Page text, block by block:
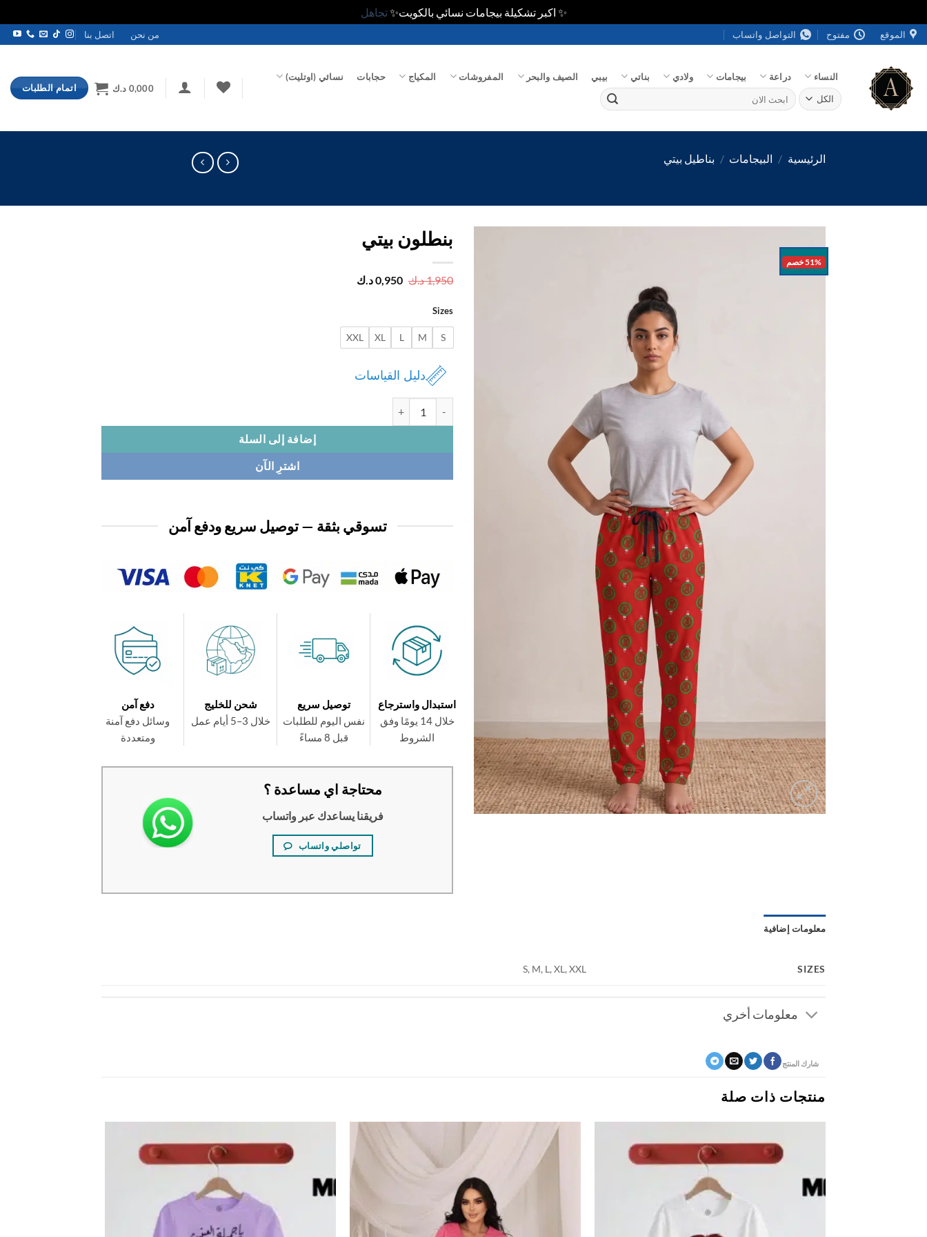
✨ اكبر تشكيلة بيجامات نسائي بالكويت✨تجاهل
تخطي
للمحتوى
الموقع مفتوح التواصل واتساب من نحن اتصل بنا
النساء دراعة بيجامات ولادي بناتي بيبي الصيف والبحر المفروشات المكياج حجابات نسائي (اوتليت)
البحث
عن:
0,000 د.ك اتمام الطلبات
الرئيسية / البيجامات / بناطيل بيتي
51% خصم
بنطلون بيتي
1,950د.ك السعر
الأصلي
0,950د.كالسعر
Sizes
S
M
L
XL
XXL
دليل القياسات
إضافة إلى السلة
اشترِ الآن
تسوقي بثقة — توصيل سريع ودفع آمن
استبدال واسترجاع
خلال 14 يومًا وفق
الشروط
توصيل سريع
نفس اليوم للطلبات
قبل 8 مساءً
شحن للخليج
خلال 3–5 أيام عمل
دفع آمن
وسائل دفع آمنة
ومتعددة
محتاجة اي مساعدة ؟
فريقنا يساعدك عبر واتساب
تواصلي واتساب
معلومات إضافية
SIZES
S, M, L, XL, XXL
معلومات أخري
شارك المنتج
منتجات ذات صلة
اضف